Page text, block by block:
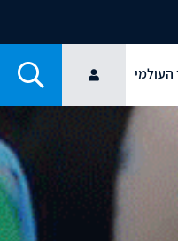
העולמי